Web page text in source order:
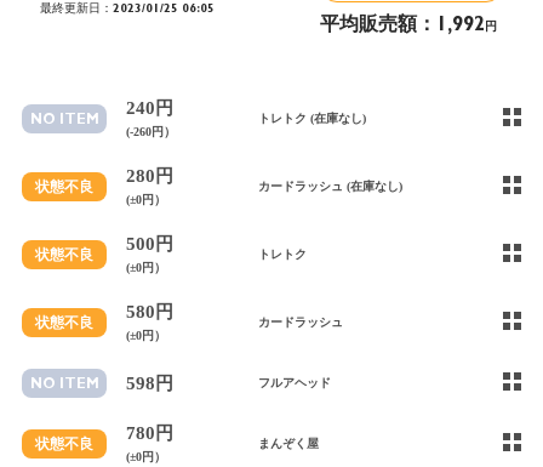
最終更新日：2023/01/25 06:05
平均販売額： 1,992 円
NO ITEM
240円
(-260円）
トレトク (在庫なし)
状態不良
280円
(±0円）
カードラッシュ (在庫なし)
状態不良
500円
(±0円）
トレトク
状態不良
580円
(±0円）
カードラッシュ
NO ITEM 598円 フルアヘッド
状態不良
780円
(±0円）
まんぞく屋